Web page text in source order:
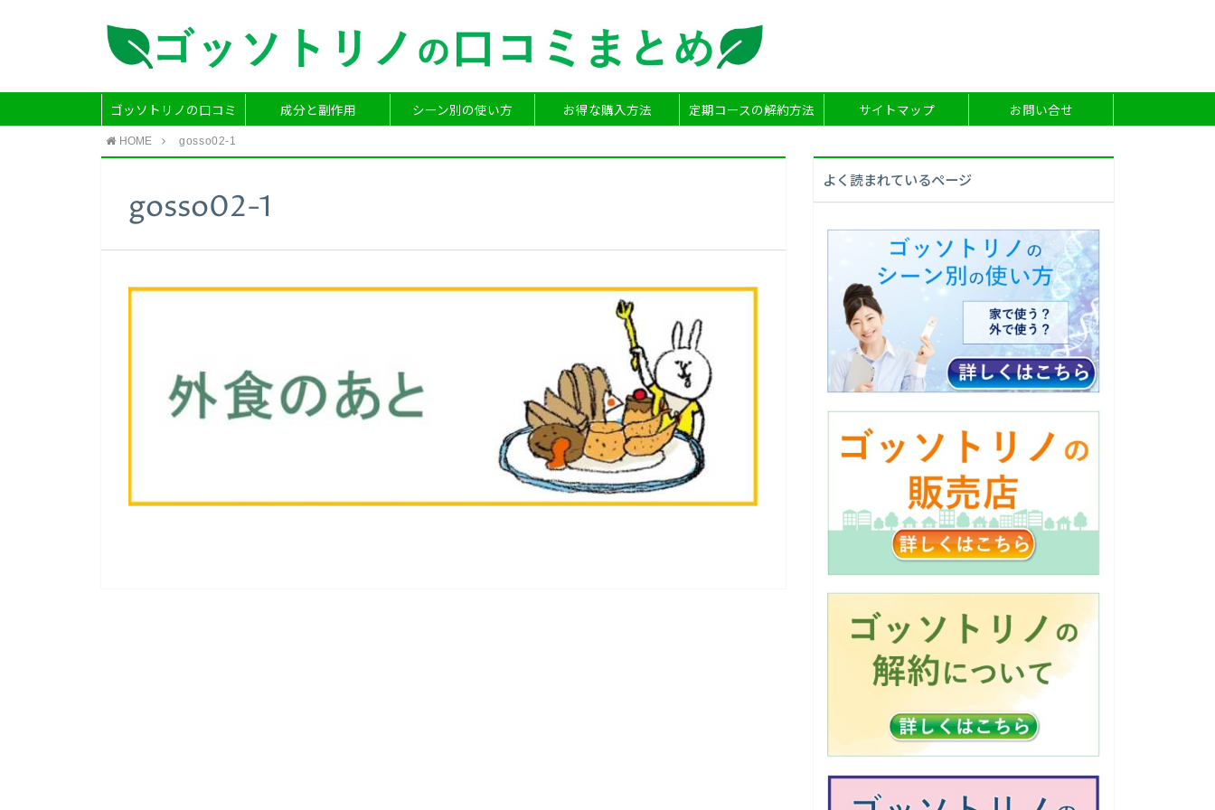
ゴッソトリノの口コミ 成分と副作用 シーン別の使い方 お得な購入方法 定期コースの解約方法 サイトマップ お問い合せ
HOME gosso02-1
gosso02-1
よく読まれているページ